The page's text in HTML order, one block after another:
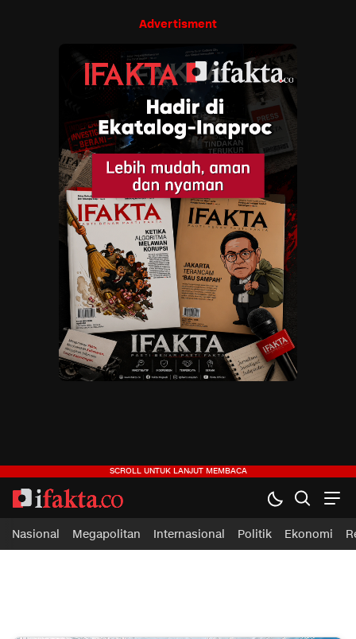
Advertisment
ifakta.co
#pastibenar
Nasional Megapolitan Internasional Politik Ekonomi